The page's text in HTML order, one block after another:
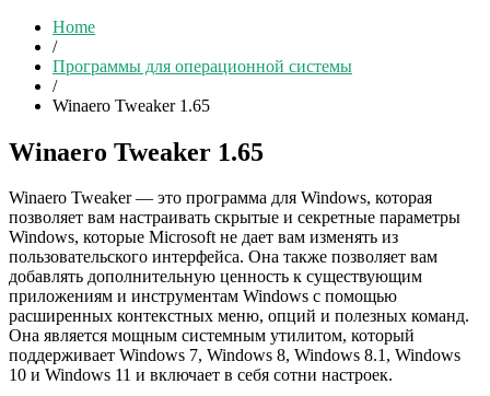
Home
/
Программы для операционной системы
/
Winaero Tweaker 1.65
Winaero Tweaker 1.65
Winaero Tweaker — это программа для Windows, которая
позволяет вам настраивать скрытые и секретные параметры
Windows, которые Microsoft не дает вам изменять из
пользовательского интерфейса. Она также позволяет вам
добавлять дополнительную ценность к существующим
приложениям и инструментам Windows с помощью
расширенных контекстных меню, опций и полезных команд.
Она является мощным системным утилитом, который
поддерживает Windows 7, Windows 8, Windows 8.1, Windows
10 и Windows 11 и включает в себя сотни настроек.